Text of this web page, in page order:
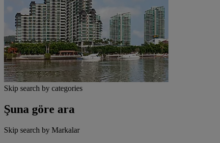
Skip search by categories
Şuna göre ara
Skip search by Markalar